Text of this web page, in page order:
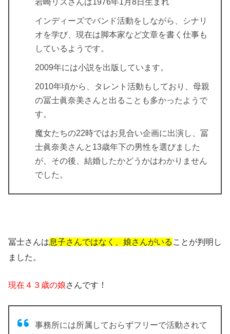
岩崎リズさんは1976年1月8日生まれ
インディーズでバンド活動をしながら、シナリ
オを学び、現在は脚本家など文章を書く仕事も
しているようです。
2009年には小説を出版しています。
2010年頃から、 タレント活動 もしており、母親
の冨士眞奈美さんと出ることも多かったようで
す。
魔女たちの22時ではお見合い企画に出演し、冨
士眞奈美さんと13歳年下の男性を選びました
が、その後、結婚したかどうかはわかりません
でした。
冨士さんは息子さんではなく、娘さんがいる ことが判明し
ました。
現在４３歳の娘さんです！
事務所には所属しておらずフリーで活動されて